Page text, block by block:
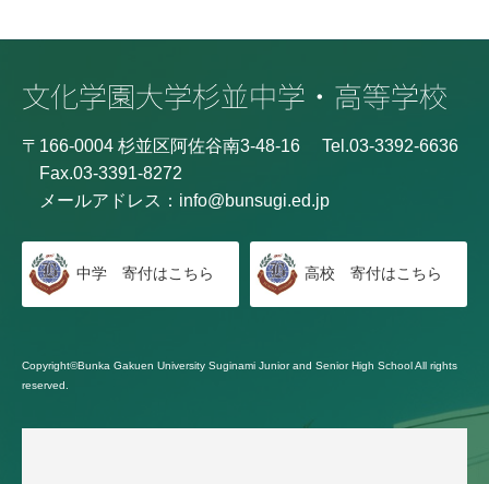
〒166-0004 杉並区阿佐谷南3-48-16
Tel.03-3392-6636
Fax.03-3391-8272
メールアドレス： info@bunsugi.ed.jp
中学 寄付はこちら 高校 寄付はこちら
Copyright©Bunka Gakuen University Suginami Junior and Senior High School All rights
reserved.